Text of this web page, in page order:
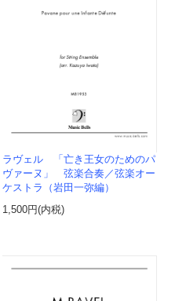
ラヴェル 「亡き王女のためのパ
ヴァーヌ」 弦楽合奏／弦楽オー
ケストラ（岩田一弥編）
1,500円(内税)